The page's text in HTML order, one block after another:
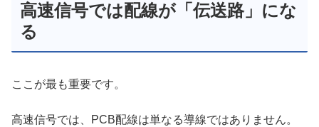
高速信号では配線が「伝送路」にな
る
ここが最も重要です。
高速信号では、PCB配線は単なる導線ではありません。